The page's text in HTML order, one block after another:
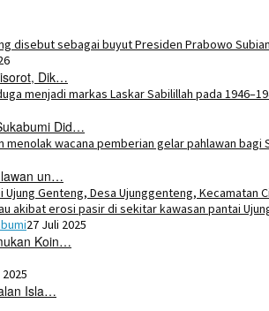
Dik…
Did…
un…
27 Juli 2025
Koin…
Isla…